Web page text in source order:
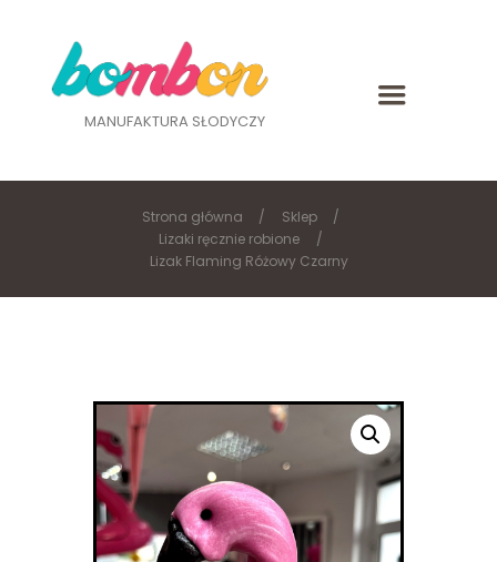
MANUFAKTURA SŁODYCZY
Strona główna
Sklep
Lizaki ręcznie robione
Lizak Flaming Różowy Czarny